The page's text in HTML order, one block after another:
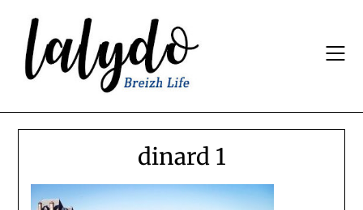
content
dinard 1